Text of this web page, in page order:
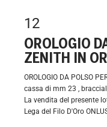
12
OROLOGIO
ZENITH IN
OROLOGIO DA POLSO
cassa di mm 23 ,
La vendita del presente
Lega del Filo D'Oro